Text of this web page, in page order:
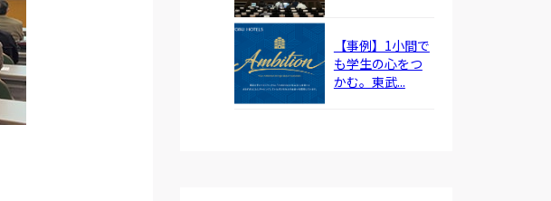
【事例】1小間で
も学生の心をつ
かむ。東武...